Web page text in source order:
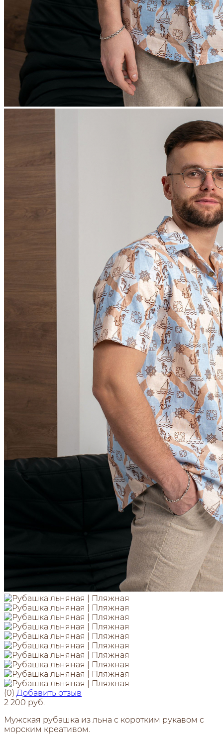
8 марта | тематический раздел
(0) Добавить отзыв
2 200 руб.
Мужская рубашка из льна с коротким рукавом с
морским креативом.